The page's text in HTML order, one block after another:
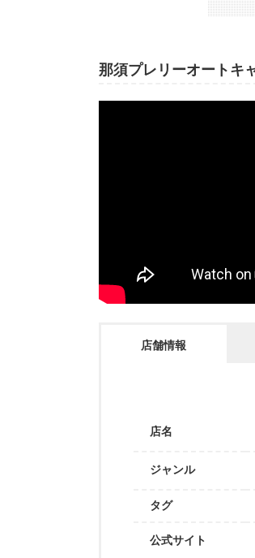
那須プレリーオートキ
店舗情報
店名
ジャンル
タグ
公式サイト